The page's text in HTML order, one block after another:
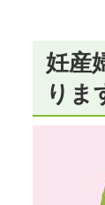
妊産
りま